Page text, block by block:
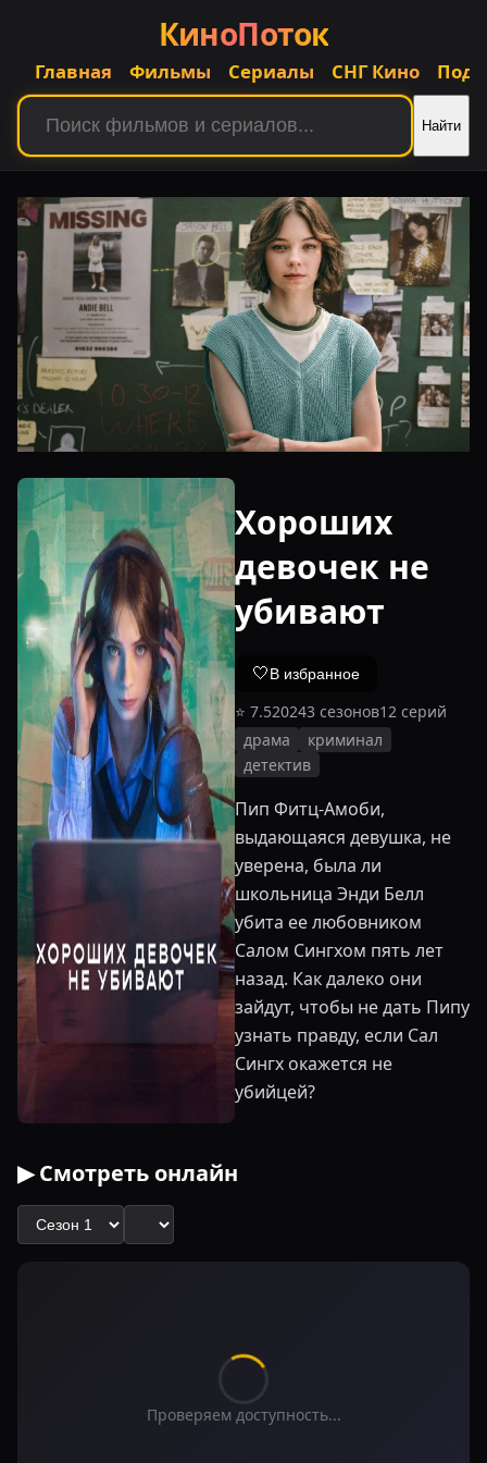
КиноПоток
Главная Фильмы Сериалы СНГ Кино
Найти
Хороших
девочек не
убивают
🤍В избранное
⭐ 7.520243 сезонов12 серий
драма
криминал
детектив
Пип Фитц-Амоби,
выдающаяся девушка, не
уверена, была ли
школьница Энди Белл
убита ее любовником
Салом Сингхом пять лет
назад. Как далеко они
зайдут, чтобы не дать Пипу
узнать правду, если Сал
Сингх окажется не
убийцей?
▶ Смотреть онлайн
Проверяем доступность...